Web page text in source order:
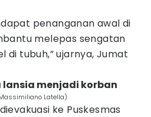
penanganan awal di
melepas sengatan
di tubuh,” ujarnya, Jumat
lansia menjadi korban
Latella)
ke Puskesmas